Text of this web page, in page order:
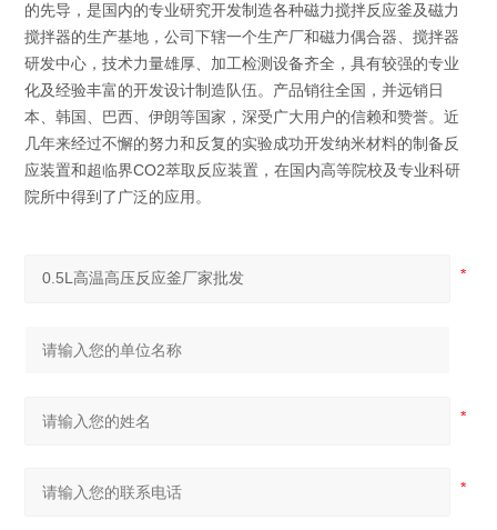
的先导，是国内的专业研究开发制造各种磁力搅拌反应釜及磁力
搅拌器的生产基地，公司下辖一个生产厂和磁力偶合器、搅拌器
研发中心，技术力量雄厚、加工检测设备齐全，具有较强的专业
化及经验丰富的开发设计制造队伍。产品销往全国，并远销日
本、韩国、巴西、伊朗等国家，深受广大用户的信赖和赞誉。近
几年来经过不懈的努力和反复的实验成功开发纳米材料的制备反
应装置和超临界CO2萃取反应装置，在国内高等院校及专业科研
院所中得到了广泛的应用。